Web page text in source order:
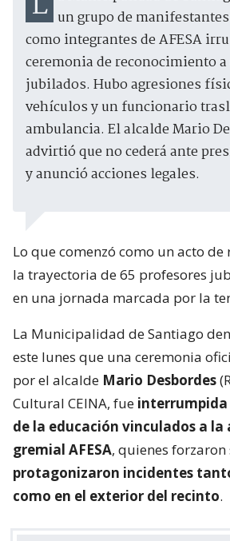
un grupo de
como integrantes de AFESA
ceremonia de reconocimiento
jubilados. Hubo agresiones
vehículos y un funcionario
ambulancia. El alcalde Mario
advirtió que no cederá ante
y anunció acciones legales.
Lo que comenzó como un acto
la trayectoria de 65 profesores
en una jornada marcada por la
La Municipalidad de Santiago
este lunes que una ceremonia
por el alcalde Mario Desbordes
Cultural CEINA, fue interrumpida
de la educación vinculados a la
gremial AFESA, quienes
protagonizaron incidentes
como en el exterior del recinto.